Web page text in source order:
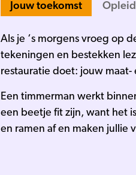
Jouw toekomst
Als je ‘s morgens vroeg op
tekeningen en bestekken
restauratie doet: jouw maat-
Een timmerman werkt
een beetje fit zijn, want het
en ramen af en maken jullie